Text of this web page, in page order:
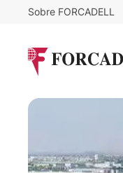
Sobre FORCADELL